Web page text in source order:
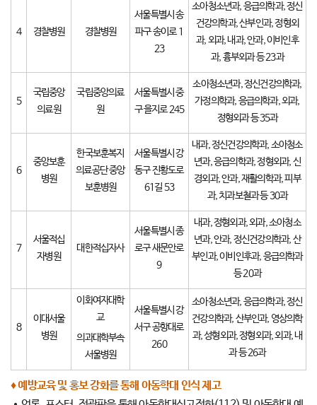
4 경찰병원 경찰병원
서울특별시 송
파구 송이로 1
23
소아청소년과, 응급의학과, 정신
건강의학과, 산부인과, 정형외
과, 외과, 내과, 안과, 이비인후
과, 흉부외과 등 23과
5
국립중앙
의료원
국립중앙의료
원
서울특별시 중
구 을지로 245
소아청소년과, 정신건강의학과,
가정의학과, 응급의학과, 외과,
정형외과 등 35과
6
중앙보훈
병원
한국보훈복지
의료공단 중앙
보훈병원
서울특별시 강
동구 진황도로
61길 53
내과, 정신건강의학과, 소아청소
년과, 응급의학과, 정형외과, 신
경외과, 안과, 재활의학과, 피부
과, 치과보철과 등 30과
7
서울적십
자병원
대한적십자사
서울특별시 종
로구 새문안로
9
내과, 정형외과, 외과, 소아청소
년과, 안과, 정신건강의학과, 산
부인과, 이비인후과, 응급의학과
등 20과
8
이대서울
병원
이화여자대학
교
의과대학부속
서울병원
서울특별시 강
서구 공항대로
260
소아청소년과, 응급의학과, 정신
건강의학과, 산부인과, 영상의학
과, 성형외과, 정형외과, 외과, 내
과 등 26과
♦ 예방교육 및 홍보 강화를 통해 아동학대 인식 제고